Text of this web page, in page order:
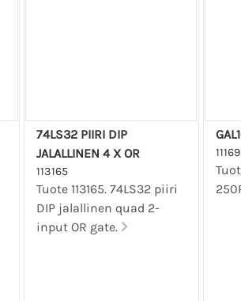
74LS32 PIIRI DIP
JALALLINEN 4 X OR
113165
Tuote 113165. 74LS32 piiri
DIP jalallinen quad 2-
input OR gate.